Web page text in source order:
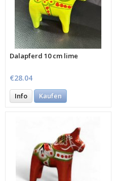
Dalapferd 10 cm lime
€28.04
Info Kaufen